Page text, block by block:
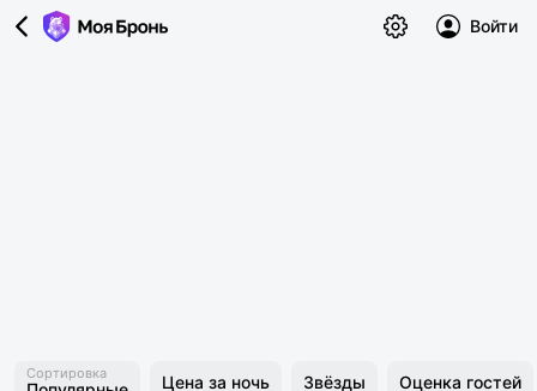
Войти
Сортировка Цена за ночь Звёзды Оценка гостей